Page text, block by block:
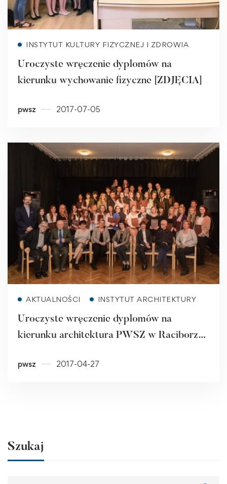
INSTYTUT KULTURY FIZYCZNEJ I ZDROWIA
Uroczyste wręczenie dyplomów na
kierunku wychowanie fizyczne [ZDJĘCIA]
pwsz 2017-07-05
AKTUALNOŚCI INSTYTUT ARCHITEKTURY
Uroczyste wręczenie dyplomów na
kierunku architektura PWSZ w Raciborzu
pwsz 2017-04-27
Szukaj